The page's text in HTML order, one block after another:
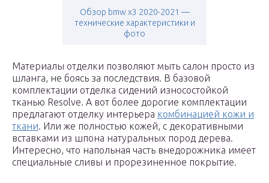
Обзор bmw x3 2020-2021 —
технические характеристики и
фото
Материалы отделки позволяют мыть салон просто из
шланга, не боясь за последствия. В базовой
комплектации отделка сидений износостойкой
тканью Resolve. А вот более дорогие комплектации
предлагают отделку интерьера комбинацией кожи и
ткани. Или же полностью кожей, с декоративными
вставками из шпона натуральных пород дерева.
Интересно, что напольная часть внедорожника имеет
специальные сливы и прорезиненное покрытие.